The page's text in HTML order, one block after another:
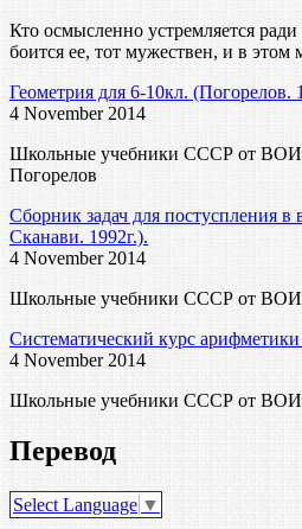
Кто осмысленно устремляется
боится ее, тот мужествен, и в этом
Геометрия для 6-10кл. (Погорелов.
4 November 2014
Школьные учебники СССР от
Погорелов
Сборник задач для постуспления в
Сканави. 1992г.).
4 November 2014
Школьные учебники СССР от
Систематический курс
4 November 2014
Школьные учебники СССР от
Перевод
Select Language ▼